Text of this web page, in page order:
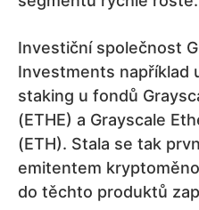
Investiční společnost
Investments například
staking u fondů
(ETHE) a Grayscale
(ETH). Stala se tak
emitentem
do těchto produktů